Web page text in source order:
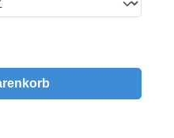
den gewünschten